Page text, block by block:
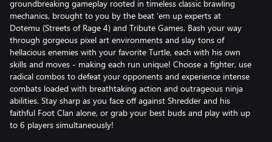
groundbreaking gameplay rooted in timeless classic brawling
mechanics, brought to you by the beat ’em up experts at
Dotemu (Streets of Rage 4) and Tribute Games. Bash your way
through gorgeous pixel art environments and slay tons of
hellacious enemies with your favorite Turtle, each with his own
skills and moves - making each run unique! Choose a fighter, use
radical combos to defeat your opponents and experience intense
combats loaded with breathtaking action and outrageous ninja
abilities. Stay sharp as you face off against Shredder and his
faithful Foot Clan alone, or grab your best buds and play with up
to 6 players simultaneously!